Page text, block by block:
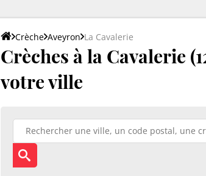
Crèche Aveyron La Cavalerie
Crèches à la Cavalerie
votre ville